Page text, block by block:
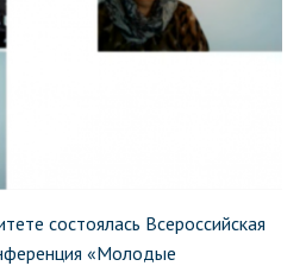
состоялась Всероссийская
«Молодые